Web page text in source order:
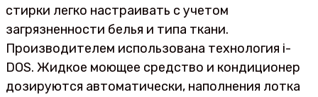
стирки легко настраивать с учетом
загрязненности белья и типа ткани.
Производителем использована технология i-
DOS. Жидкое моющее средство и кондиционер
дозируются автоматически, наполнения лотка